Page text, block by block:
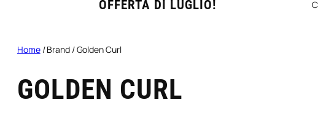
OFFERTA DI LUGLIO!
Home/ Brand / Golden Curl
GOLDEN CURL